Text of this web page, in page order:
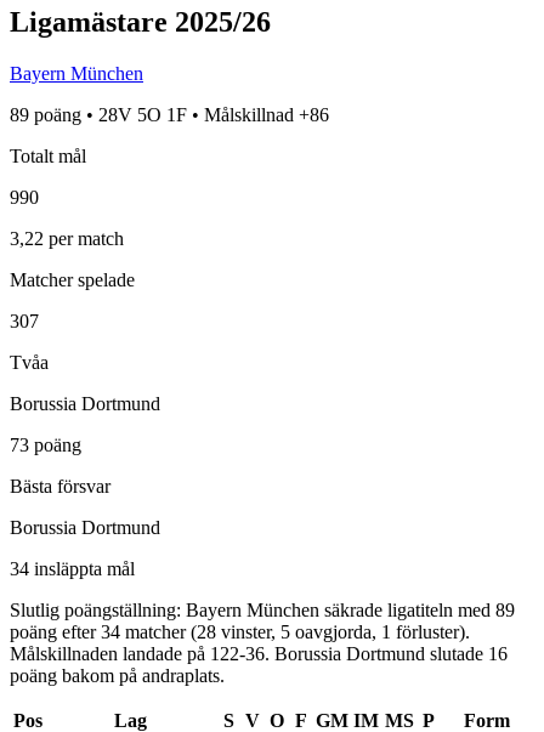
Ligamästare 2025/26
Bayern München
89 poäng • 28V 5O 1F • Målskillnad +86
Totalt mål
990
3,22 per match
Matcher spelade
307
Tvåa
Borussia Dortmund
73 poäng
Bästa försvar
Borussia Dortmund
34 insläppta mål
Slutlig poängställning: Bayern München säkrade ligatiteln med 89
poäng efter34 matcher (28 vinster, 5 oavgjorda, 1 förluster).
Målskillnaden landade på 122-36. Borussia Dortmund slutade 16
poäng bakom på andraplats.
Pos Lag S V O F GM IM MS P
Form